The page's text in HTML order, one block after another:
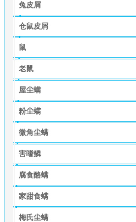
兔皮屑
仓鼠皮屑
鼠
老鼠
屋尘螨
粉尘螨
微角尘螨
害嗜鳞
腐食酪螨
家甜食螨
梅氏尘螨